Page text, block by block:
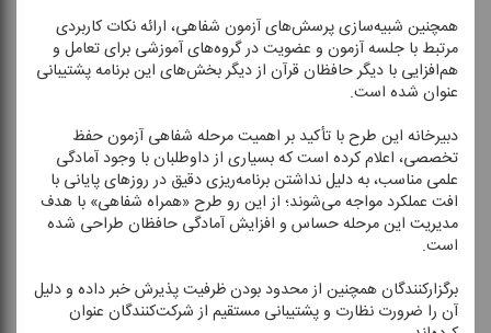
همچنین شبیه‌سازی پرسش‌های آزمون شفاهی، ارائه نكات كاربردی
مرتبط با جلسه آزمون و عضویت در گروه‌های آموزشی برای تعامل و
هم‌افزایی با دیگر حافظان قرآن از دیگر بخش‌های این برنامه پشتیبانی
عنوان شده است.
دبیرخانه این طرح با تأكید بر اهمیت مرحله شفاهی آزمون حفظ
تخصصی، اعلام كرده است كه بسیاری از داوطلبان با وجود آمادگی
علمی مناسب، به دلیل نداشتن برنامه‌ریزی دقیق در روز‌های پایانی با
افت عملكرد مواجه می‌شوند؛ از این رو طرح «همراه شفاهی» با هدف
مدیریت این مرحله حساس و افزایش آمادگی حافظان طراحی شده
است.
برگزاركنندگان همچنین از محدود بودن ظرفیت پذیرش خبر داده و دلیل
آن را ضرورت نظارت و پشتیبانی مستقیم از شركت‌كنندگان عنوان